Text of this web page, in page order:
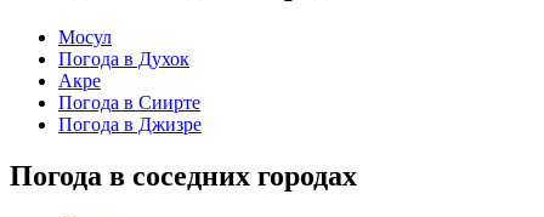
Мосул
Погода в Духок
Акре
Погода в Сиирте
Погода в Джизре
Погода в соседних городах